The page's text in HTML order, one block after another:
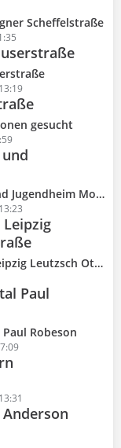
Scheffelstraße
gesucht
Mosaik
Otto-Schmiedt-Straße
Paul
Robeson